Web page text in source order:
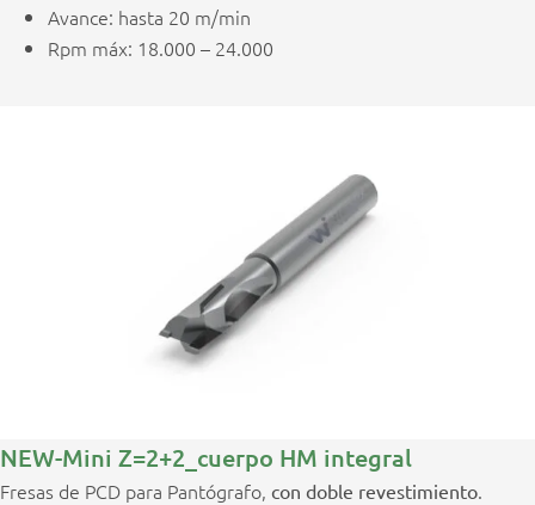
Avance: hasta 20 m/min
Rpm máx: 18.000 – 24.000
NEW-Mini Z=2+2_cuerpo HM integral
Fresas de PCD para Pantógrafo, con doble revestimiento.